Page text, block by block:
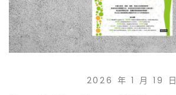
2026 年 1 月 19 日